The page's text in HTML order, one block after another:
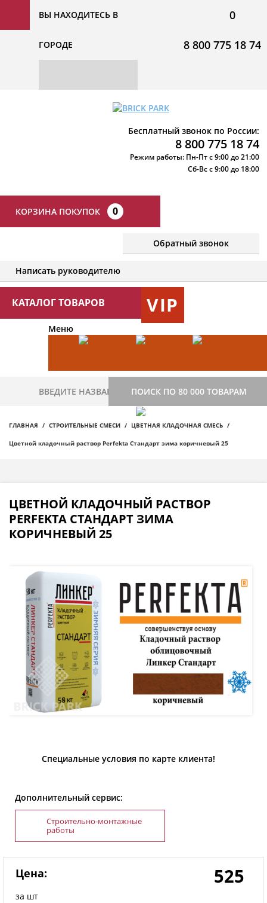
ВЫ НАХОДИТЕСЬ В
ГОРОДЕ
0
8 800 775 18 74
Бесплатный звонок по России:
8 800 775 18 74
Режим работы: Пн-Пт с 9:00 до 21:00
Сб-Вс с 9:00 до 18:00
КОРЗИНА ПОКУПОК 0
Обратный звонок
Написать руководителю
КАТАЛОГ ТОВАРОВ VIP
Меню
ПОИСК ПО 80 000 ТОВАРАМ
ГЛАВНАЯ СТРОИТЕЛЬНЫЕ СМЕСИ ЦВЕТНАЯ КЛАДОЧНАЯ СМЕСЬ
Цветной кладочный раствор Perfekta Стандарт зима коричневый 25
ЦВЕТНОЙ КЛАДОЧНЫЙ РАСТВОР
PERFEKTA СТАНДАРТ ЗИМА
КОРИЧНЕВЫЙ 25
Специальные условия по карте клиента!
Дополнительный сервис:
Строительно-монтажные
работы
Цена:
за шт
525